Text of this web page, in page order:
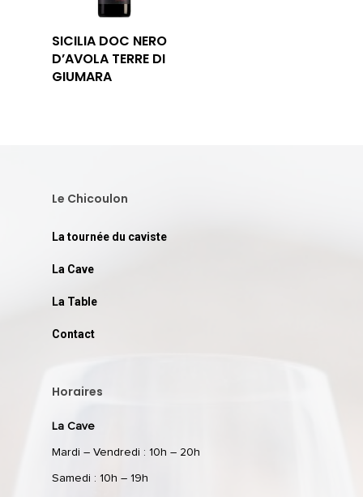
SICILIA DOC NERO
D’AVOLA TERRE DI
GIUMARA
Le Chicoulon
La tournée du caviste
La Cave
La Table
Contact
Horaires
La Cave
Mardi – Vendredi : 10h – 20h
Samedi : 10h – 19h